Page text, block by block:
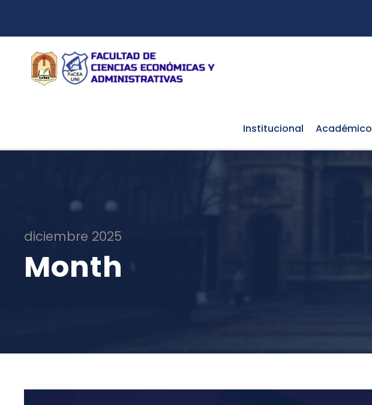
Institucional Académico
diciembre 2025
Month